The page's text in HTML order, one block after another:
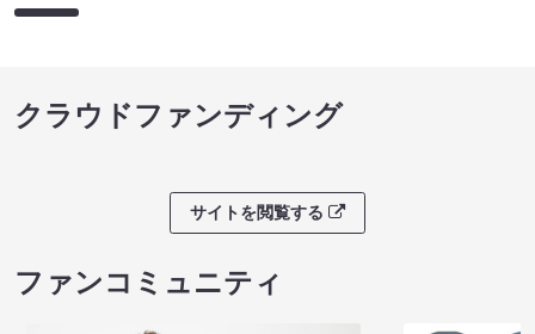
クラウドファンディング
サイトを閲覧する
ファンコミュニティ